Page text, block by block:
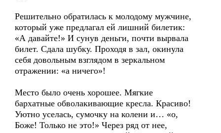
Решительно обратилась к молодому мужчине,
который уже предлагал ей лишний билетик:
«А давайте!» И сунув деньги, почти вырвала
билет. Сдала шубку. Проходя в зал, окинула
себя довольным взглядом в зеркальном
отражении: «а ничего»!
Место было очень хорошее. Мягкие
бархатные обволакивающие кресла. Красиво!
Уютно уселась, сумочку на колени и… «о,
Боже! Только не это!» Через ряд от нее,